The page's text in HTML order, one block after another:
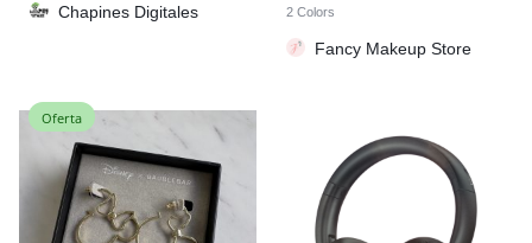
Chapines Digitales 2 Colors
Fancy Makeup Store
Oferta